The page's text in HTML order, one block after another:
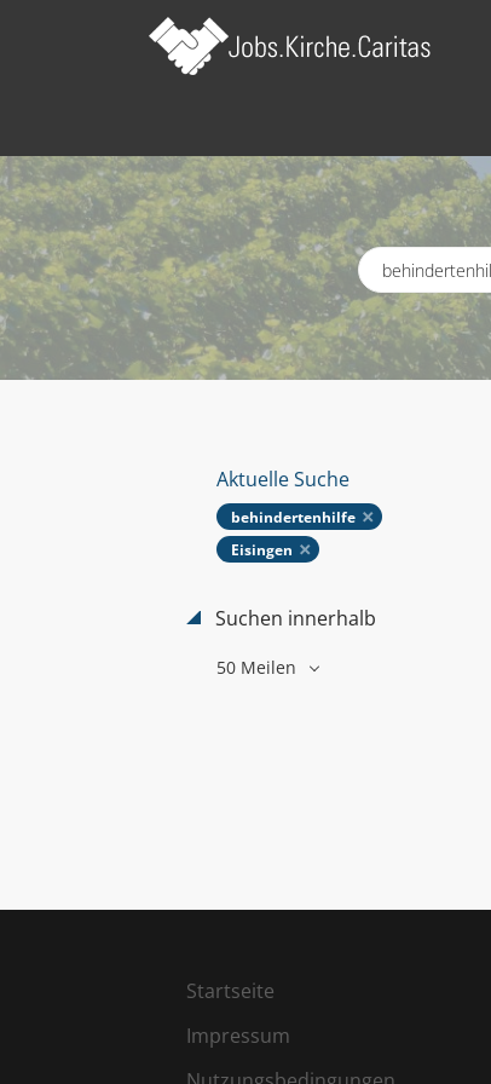
Schlagworte
Aktuelle Suche
behindertenhilfe
Eisingen
Suchen innerhalb
50 Meilen
Startseite
Impressum